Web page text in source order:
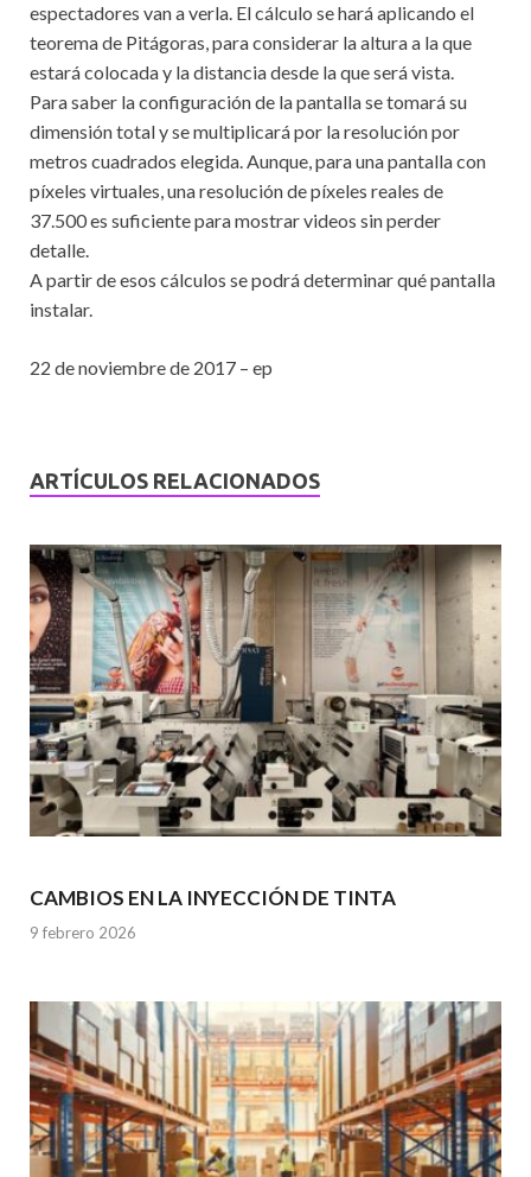
espectadores van a verla. El cálculo se hará aplicando el
teorema de Pitágoras, para considerar la altura a la que
estará colocada y la distancia desde la que será vista.
Para saber la configuración de la pantalla se tomará su
dimensión total y se multiplicará por la resolución por
metros cuadrados elegida. Aunque, para una pantalla con
píxeles virtuales, una resolución de píxeles reales de
37.500 es suficiente para mostrar videos sin perder
detalle.
A partir de esos cálculos se podrá determinar qué pantalla
instalar.
22 de noviembre de 2017 – ep
ARTÍCULOS RELACIONADOS
CAMBIOS EN LA INYECCIÓN DE TINTA
9 febrero 2026